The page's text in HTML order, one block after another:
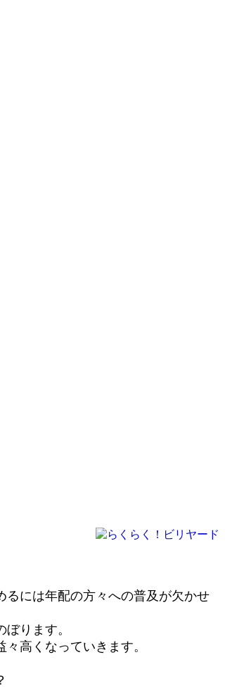
には年配の方々への普及が欠かせ
ります。
高くなっていきます。